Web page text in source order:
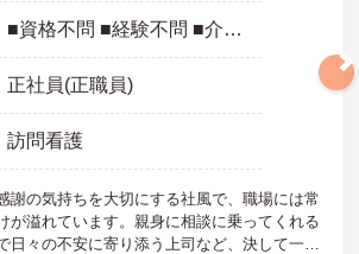
■資格不問 ■経験不問 ■介護職員初任者研修（ヘルパー2級）以上あれば尚可
正社員(正職員)
訪問看護
の気持ちを大切にする社風で、職場には常
が溢れています。親身に相談に乗ってくれる
日々の不安に寄り添う上司など、決して一人